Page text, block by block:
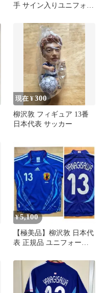
手 サイン入りユニフォー
現在 ¥300
柳沢敦 フィギュア 13番
日本代表 サッカー
¥5,100
【極美品】柳沢敦 日本代
表 正規品 ユニフォーム